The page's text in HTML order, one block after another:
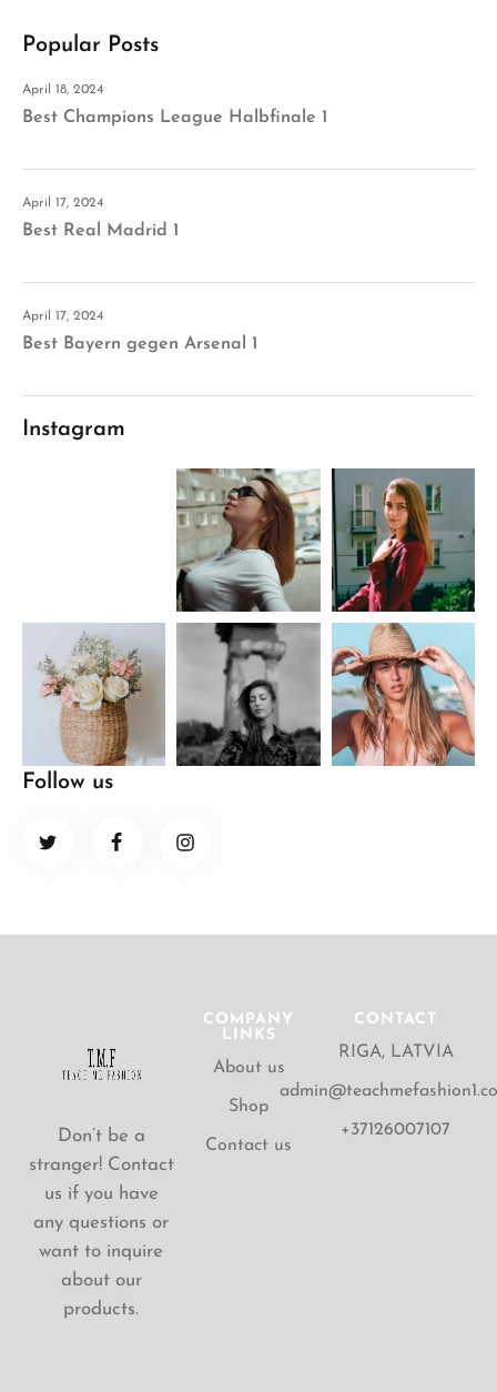
Popular Posts
April 18, 2024
Best Champions League Halbfinale 1
April 17, 2024
Best Real Madrid 1
April 17, 2024
Best Bayern gegen Arsenal 1
Instagram
Follow us
Don’t be a
stranger! Contact
us if you have
any questions or
want to inquire
about our
products.
COMPANY
LINKS
About us
Shop
Contact us
CONTACT
RIGA, LATVIA
+37126007107